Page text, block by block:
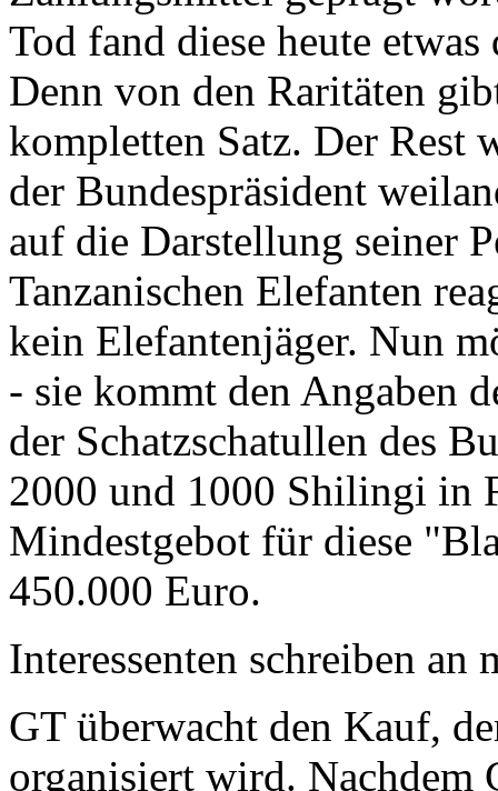
Tod fand diese heute
Denn von den Raritäten
kompletten Satz. Der Rest
der Bundespräsident
auf die Darstellung seiner
Tanzanischen Elefanten
kein Elefantenjäger. Nun
- sie kommt den Angaben
der Schatzschatullen des
2000 und 1000 Shilingi in
Mindestgebot für diese
450.000 Euro.
Interessenten schreiben
GT überwacht den Kauf,
organisiert wird. Nachdem